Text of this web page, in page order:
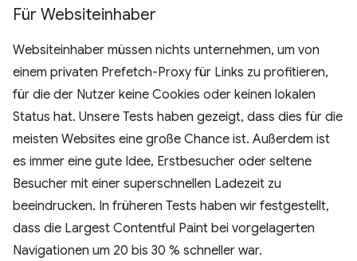
Für Websiteinhaber
Websiteinhaber müssen nichts unternehmen, um von
einem privaten Prefetch-Proxy für Links zu profitieren,
für die der Nutzer keine Cookies oder keinen lokalen
Status hat. Unsere Tests haben gezeigt, dass dies für die
meisten Websites eine große Chance ist. Außerdem ist
es immer eine gute Idee, Erstbesucher oder seltene
Besucher mit einer superschnellen Ladezeit zu
beeindrucken. In früheren Tests haben wir festgestellt,
dass die Largest Contentful Paint bei vorgelagerten
Navigationen um 20 bis 30 % schneller war.